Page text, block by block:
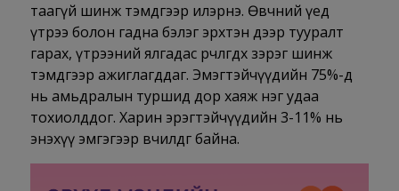
таагүй шинж тэмдгээр илэрнэ. Өвчний үед
үтрээ болон гадна бэлэг эрхтэн дээр тууралт
гарах, үтрээний ялгадас өөрчлөгдөх зэрэг шинж
тэмдгээр ажиглагддаг. Эмэгтэйчүүдийн 75%-д
нь амьдралын туршид дор хаяж нэг удаа
тохиолддог. Харин эрэгтэйчүүдийн 3-11% нь
энэхүү эмгэгээр өвчилдөг байна.